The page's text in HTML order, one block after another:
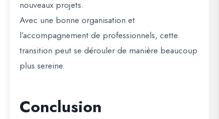
nouveaux projets.
Avec une bonne organisation et
l’accompagnement de professionnels, cette
transition peut se dérouler de manière beaucoup
plus sereine.
Conclusion